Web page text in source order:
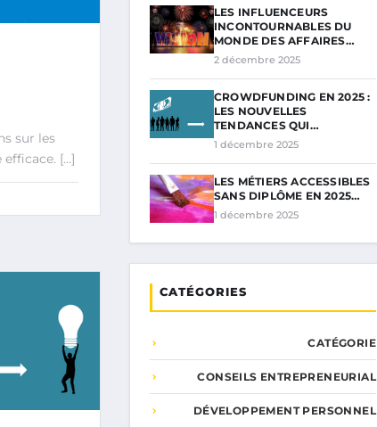
sur les
[…]
LES INFLUENCEURS
INCONTOURNABLES DU
MONDE DES AFFAIRES…
2 décembre 2025
CROWDFUNDING EN 2025 :
LES NOUVELLES
TENDANCES QUI…
1 décembre 2025
LES MÉTIERS ACCESSIBLES
SANS DIPLÔME EN 2025…
1 décembre 2025
CATÉGORIES
CATÉGORIE
CONSEILS ENTREPRENEURIAL
DÉVELOPPEMENT PERSONNEL